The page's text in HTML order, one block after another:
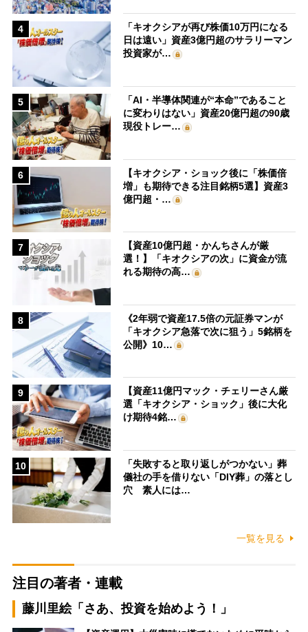
4
「キオクシアが再び株価10万円になる
日は遠い」資産3億円超のサラリーマン
投資家が…
5
「AI・半導体関連が“本命”であること
に変わりはない」資産20億円超の90歳
現役トレー…
6
【キオクシア・ショック後に「株価倍
増」も期待できる注目銘柄5選】資産3
億円超・…
7
【資産10億円超・かんちさんが厳
選！】「キオクシアの次」に資金が流
れる期待の高…
8
《2年弱で資産17.5倍の元証券マンが
「キオクシア急落で次に狙う」5銘柄を
公開》10…
9
【資産11億円マック・チェリーさん厳
選「キオクシア・ショック」後に大化
け期待4銘…
10
「失敗すると取り返しがつかない」葬
儀社の手を借りない「DIY葬」の落とし
穴 素人には…
一覧を見る
注目の著者・連載
藤川里絵「さあ、投資を始めよう！」